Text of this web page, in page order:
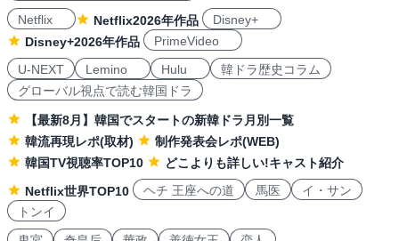
Netflix
Netflix2026年作品
Disney+
Disney+2026年作品
PrimeVideo
U-NEXT
Lemino Hulu
韓ドラ歴史コラム
グローバル視点で読む韓国ドラ
【最新8月】韓国でスタートの新韓ドラ月別一覧
韓流再現レポ(取材)
制作発表会レポ(WEB)
韓国TV視聴率TOP10
どこよりも詳しい!キャスト紹介
Netflix世界TOP10
ヘチ 王座への道 馬医
イ・サン
トンイ